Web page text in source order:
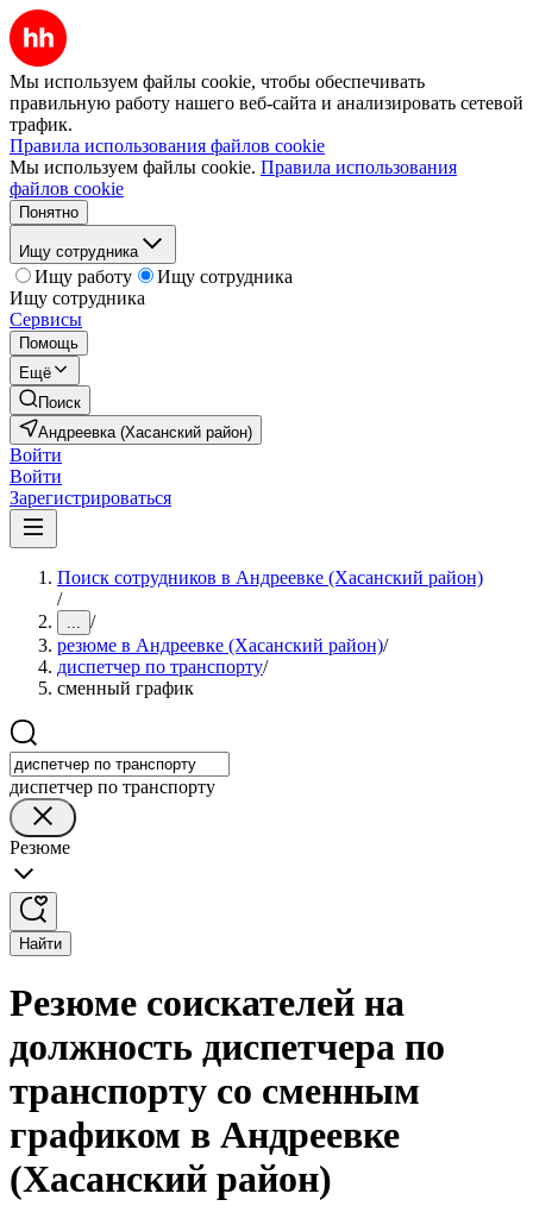
Мы используем файлы cookie, чтобы обеспечивать
правильную работу нашего веб-сайта и анализировать сетевой
трафик.
Правила использования файлов cookie
Мы используем файлы cookie. Правила использования
файлов cookie
Понятно
Ищу сотрудника
Ищу работу
Ищу сотрудника
Ищу сотрудника
Сервисы
Помощь
Ещё
Поиск
Андреевка (Хасанский район)
Войти
Войти
Зарегистрироваться
Поиск сотрудников в Андреевке (Хасанский район)
/
... /
резюме в Андреевке (Хасанский район)/
диспетчер по транспорту/
сменный график
диспетчер по транспорту
Резюме
Найти
Резюме соискателей на
должность диспетчера по
транспорту со сменным
графиком в Андреевке
(Хасанский район)